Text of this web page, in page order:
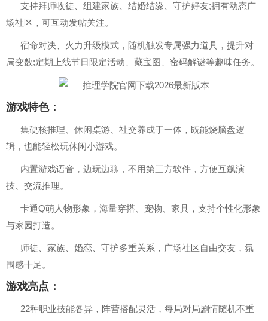
支持拜师收徒、组建家族、结婚结缘、守护好友;拥有动态广
场社区，可互动发帖关注。
宿命对决、火力升级模式，随机触发专属强力道具，提升对
局变数;定期上线节日限定活动、藏宝图、密码解谜等趣味任务。
游戏特色：
集硬核推理、休闲桌游、社交养成于一体，既能烧脑盘逻
辑，也能轻松玩休闲小游戏。
内置游戏语音，边玩边聊，不用第三方软件，方便互飙演
技、交流推理。
卡通Q萌人物形象，海量穿搭、宠物、家具，支持个性化形象
与家园打造。
师徒、家族、婚恋、守护多重关系，广场社区自由交友，氛
围感十足。
游戏亮点：
22种职业技能各异，阵营搭配灵活，每局对局剧情随机不重